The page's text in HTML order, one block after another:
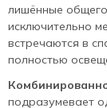
лишённые
исключительно
встречаются в
полностью
подразумевает